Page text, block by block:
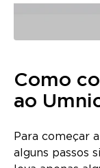
Como
ao
Para começar
alguns passos